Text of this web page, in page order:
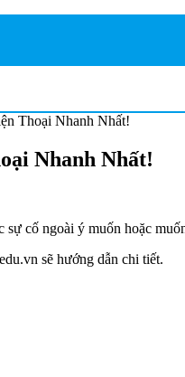
Thoại Nhanh Nhất!
Nhanh Nhất!
cố ngoài ý muốn hoặc
sẽ hướng dẫn chi tiết.